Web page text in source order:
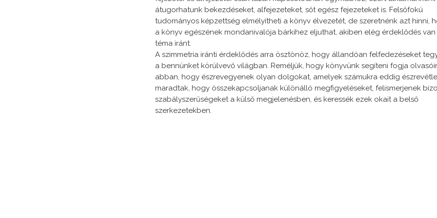
átugorhatunk bekezdéseket, alfejezeteket, sőt egész fejezeteket is. Felsőfokú
tudományos képzettség elmélyítheti a könyv élvezetét, de szeretnénk azt hinni,
a könyv egészének mondanivalója bárkihez eljuthat, akiben elég érdeklődés van
téma iránt.
A szimmetria iránti érdeklődés arra ösztönöz, hogy állandóan felfedezéseket
a bennünket körülvevő világban. Reméljük, hogy könyvünk segíteni fogja
abban, hogy észrevegyenek olyan dolgokat, amelyek számukra eddig
maradtak, hogy összekapcsoljanak különálló megfigyeléseket, felismerjenek
szabályszerűségeket a külső megjelenésben, és keressék ezek okait a belső
szerkezetekben.